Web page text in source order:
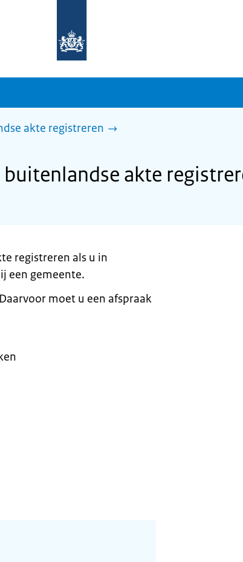
homepage
sdg.rijksoverheid.nl
akte registreren
akte
registreren als u in
een gemeente.
moet u een afspraak